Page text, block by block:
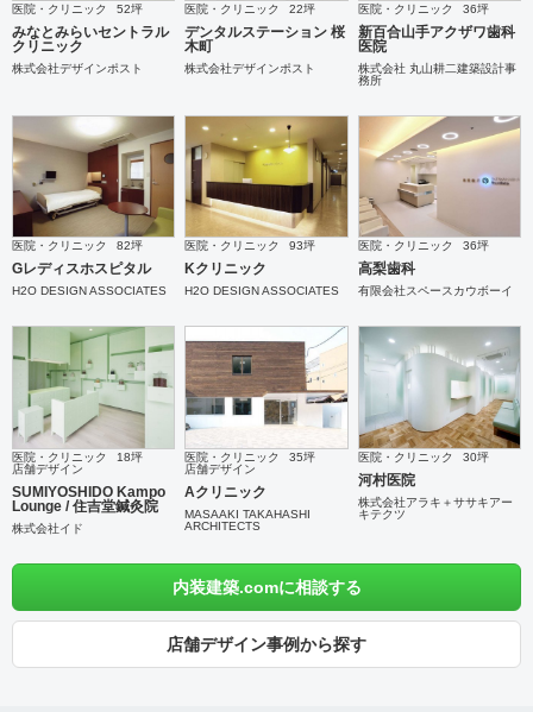
医院・クリニック 52坪
みなとみらいセントラル
クリニック
株式会社デザインポスト
医院・クリニック 22坪
デンタルステーション 桜
木町
株式会社デザインポスト
医院・クリニック 36坪
新百合山手アクザワ歯科
医院
株式会社 丸山耕二建築設計事
務所
医院・クリニック 82坪
Gレディスホスピタル
H2O DESIGN ASSOCIATES
医院・クリニック 93坪
Kクリニック
H2O DESIGN ASSOCIATES
医院・クリニック 36坪
高梨歯科
有限会社スペースカウボーイ
医院・クリニック
18坪
店舗デザイン
SUMIYOSHIDO Kampo
Lounge / 住吉堂鍼灸院
株式会社イド
医院・クリニック
35坪
店舗デザイン
Aクリニック
MASAAKI TAKAHASHI
ARCHITECTS
医院・クリニック 30坪
河村医院
株式会社アラキ＋ササキアー
キテクツ
内装建築.comに相談する
店舗デザイン事例から探す